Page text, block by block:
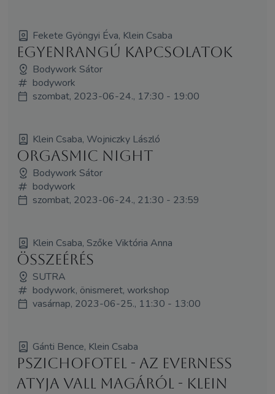
Fekete Gyöngyi Éva, Klein Csaba
Egyenrangú kapcsolatok
Bodywork Sátor
bodywork
szombat, 2023-06-24., 17:30 - 19:00
Klein Csaba, Wojniczky László
Orgasmic Night
Bodywork Sátor
bodywork
szombat, 2023-06-24., 21:30 - 23:59
Klein Csaba, Szőke Viktória Anna
Összeérés
SUTRA
bodywork, önismeret, workshop
vasárnap, 2023-06-25., 11:30 - 13:00
Gánti Bence, Klein Csaba
Pszichofotel - AZ EVERNESS
ATYJA VALL MAGÁRÓL - Klein